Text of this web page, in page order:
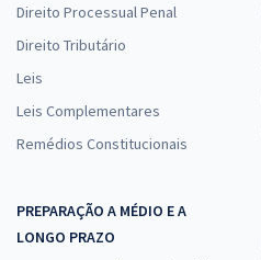
Direito Processual Penal
Direito Tributário
Leis
Leis Complementares
Remédios Constitucionais
PREPARAÇÃO A MÉDIO E A
LONGO PRAZO